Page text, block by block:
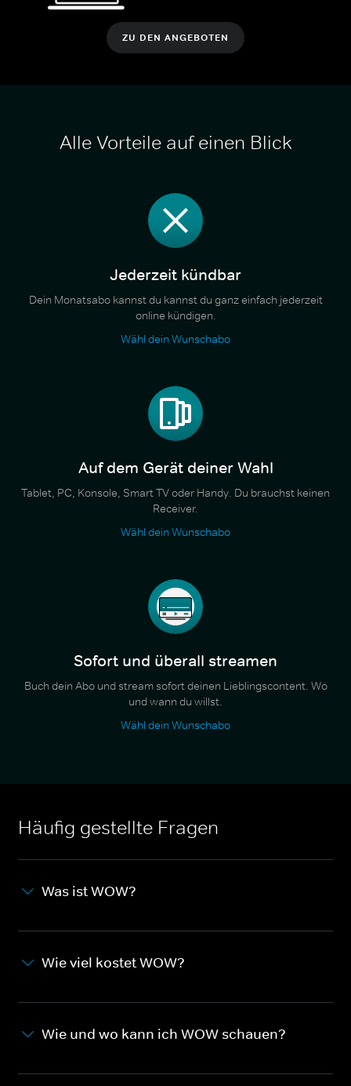
ZU DEN ANGEBOTEN
Alle Vorteile auf einen Blick
Jederzeit kündbar
Dein Monatsabo kannst du kannst du ganz einfach jederzeit
online kündigen.
Wähl dein Wunschabo
Auf dem Gerät deiner Wahl
Tablet, PC, Konsole, Smart TV oder Handy. Du brauchst keinen
Receiver.
Wähl dein Wunschabo
Sofort und überall streamen
Buch dein Abo und stream sofort deinen Lieblingscontent. Wo
und wann du willst.
Wähl dein Wunschabo
Häufig gestellte Fragen
Was ist WOW?
Wie viel kostet WOW?
Wie und wo kann ich WOW schauen?